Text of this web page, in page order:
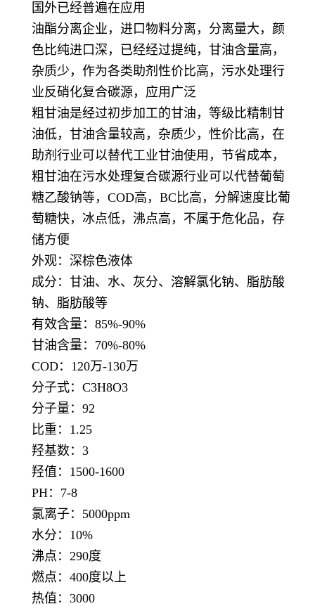
国外已经普遍在应用
油酯分离企业，进口物料分离，分离量大，颜
色比纯进口深，已经经过提纯，甘油含量高，
杂质少，作为各类助剂性价比高，污水处理行
业反硝化复合碳源，应用广泛
粗甘油是经过初步加工的甘油，等级比精制甘
油低，甘油含量较高，杂质少，性价比高，在
助剂行业可以替代工业甘油使用，节省成本，
粗甘油在污水处理复合碳源行业可以代替葡萄
糖乙酸钠等，COD高，BC比高，分解速度比葡
萄糖快，冰点低，沸点高，不属于危化品，存
储方便
外观：深棕色液体
成分：甘油、水、灰分、溶解氯化钠、脂肪酸
钠、脂肪酸等
有效含量：85%-90%
甘油含量：70%-80%
COD：120万-130万
分子式：C3H8O3
分子量：92
比重：1.25
羟基数：3
羟值：1500-1600
PH：7-8
氯离子：5000ppm
水分：10%
沸点：290度
燃点：400度以上
热值：3000